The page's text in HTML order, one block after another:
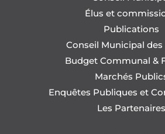
Élus et
Publications
Conseil Municipal des
Budget Communal &
Marchés
Enquêtes Publiques et
Les Partenaires